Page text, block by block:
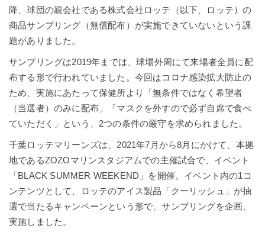
降、球団の親会社である株式会社ロッテ（以下、ロッテ）の
商品サンプリング（無償配布）が実施できていないという課
題がありました。
サンプリングは2019年までは、球場外周にて来場者全員に配
布する形で行われていました。今回はコロナ感染拡大防止の
ため、実施にあたって保健所より「無条件ではなく希望者
（当選者）のみに配布」「マスクを外すので必ず自席で食べ
ていただく」という、2つの条件の厳守を求められました。
千葉ロッテマリーンズは、2021年7月から8月にかけて、本拠
地であるZOZOマリンスタジアムでの主催試合で、イベント
「BLACK SUMMER WEEKEND 」を開催。イベント内の1コ
ンテンツとして、ロッテのアイス製品「クーリッシュ」が抽
選で当たるキャンペーンという形で、サンプリングを企画、
実施しました。